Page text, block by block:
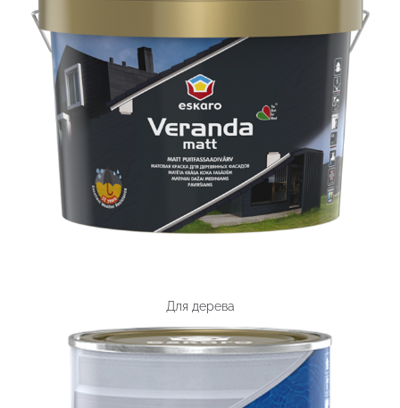
Для дерева